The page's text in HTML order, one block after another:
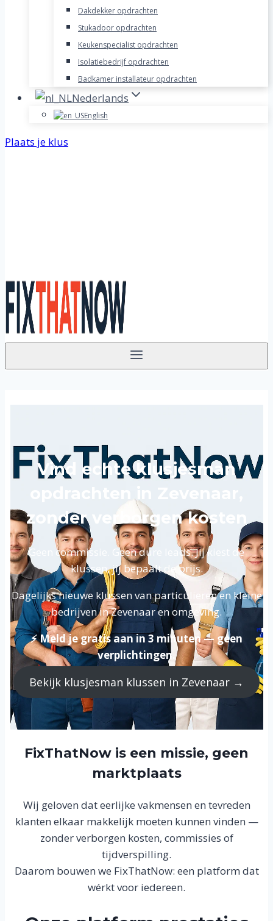
Dakdekker opdrachten
Stukadoor opdrachten
Keukenspecialist opdrachten
Isolatiebedrijf opdrachten
Badkamer installateur opdrachten
Nederlands
English
Plaats je klus
Vind echte klusjesman
opdrachten in Zevenaar,
zonder verborgen kosten
Geen commissie. Geen dure leads. Jij kiest de
klussen, jij bepaalt de prijs.
Dagelijks nieuwe klussen van particulieren en kleine
bedrijven in Zevenaar en omgeving.
⚡ Meld je gratis aan in 3 minuten — geen
verplichtingen.
Bekijk klusjesman klussen in Zevenaar →
FixThatNow is een missie, geen
marktplaats
Wij geloven dat eerlijke vakmensen en tevreden
klanten elkaar makkelijk moeten kunnen vinden —
zonder verborgen kosten, commissies of
tijdverspilling.
Daarom bouwen we FixThatNow: een platform dat
wérkt voor iedereen.